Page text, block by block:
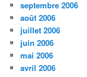
septembre 2006
août 2006
juillet 2006
juin 2006
mai 2006
avril 2006